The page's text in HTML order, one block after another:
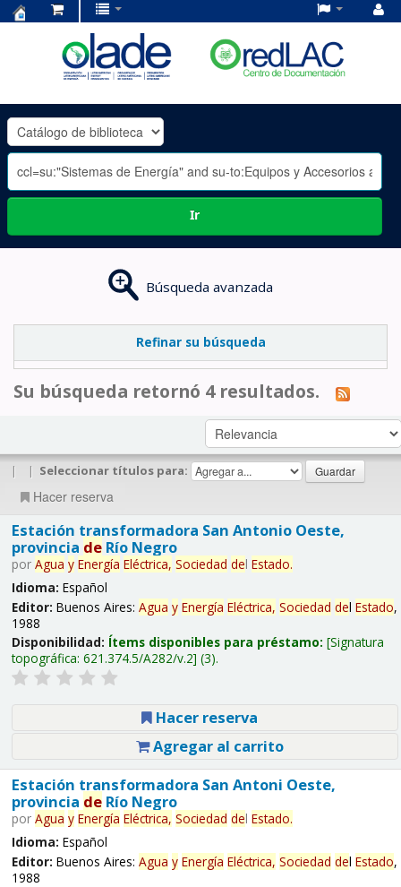
OLADE
-
Ir
Búsqueda avanzada
Refinar su búsqueda
Su búsqueda retornó 4 resultados.
| | Seleccionar títulos para:
Hacer reserva
Estación transformadora San Antonio Oeste,
provincia deRío Negro
por Agua y Energía Eléctrica, Sociedad del Estado.
Idioma: Español
Editor: Buenos Aires: Agua y Energía Eléctrica, Sociedad del Estado,
1988
Disponibilidad: Ítems disponibles para préstamo: Signatura
topográfica: 621.374.5/A282/v.2 (3).
Hacer reserva
Agregar al carrito
Estación transformadora San Antoni Oeste,
provincia deRío Negro
por Agua y Energía Eléctrica, Sociedad del Estado.
Idioma: Español
Editor: Buenos Aires: Agua y Energía Eléctrica, Sociedad del Estado,
1988